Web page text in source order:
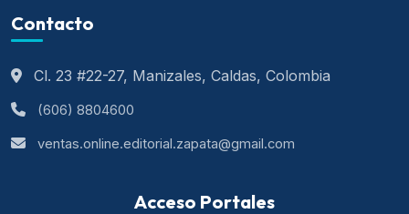
Contacto
Cl. 23 #22-27, Manizales, Caldas, Colombia
(606) 8804600
ventas.online.editorial.zapata@gmail.com
Acceso Portales